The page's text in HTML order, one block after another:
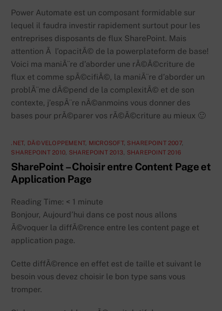
Power Automate est un composant formidable sur
lequel il faudra investir rapidement surtout pour les
entreprises disposants de flux SharePoint. Mais
attention Ã l’opacitÃ© de la powerplateform de base!
Voici ma maniÃ¨re d’aborder une rÃ©Ã©criture de
flux et comme spÃ©cifiÃ©, la maniÃ¨re d’aborder un
problÃ¨me dÃ©pend de la complexitÃ© et de son
contexte, j’espÃ¨re nÃ©anmoins vous donner des
bases pour prÃ©parer vos rÃ©Ã©criture au mieux 🙂
.NET, DÃ©VELOPPEMENT, MICROSOFT, SHAREPOINT 2007,
SHAREPOINT 2010, SHAREPOINT 2013, SHAREPOINT 2016
SharePoint – Choisir entre Content Page et
Application Page
Reading Time: < 1 minute
Bonjour, Aujourd’hui dans ce post nous allons
Ã©voquer la diffÃ©rence entre les content page et
application page.
Cette diffÃ©rence en effet est de taille et suivant le
besoin vous devez choisir le bon type sans vous
tromper.